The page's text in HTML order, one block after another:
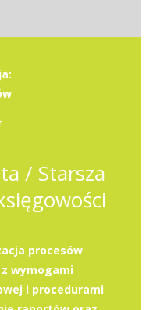
/ Starsza
procesów
wymogami
i procedurami